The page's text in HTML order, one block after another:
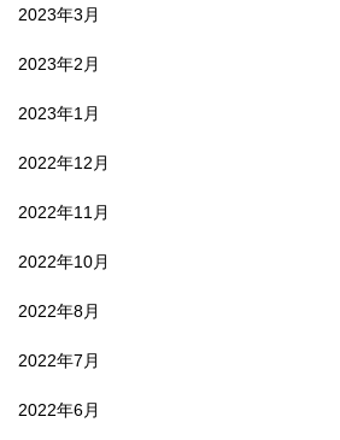
2023年3月
2023年2月
2023年1月
2022年12月
2022年11月
2022年10月
2022年8月
2022年7月
2022年6月